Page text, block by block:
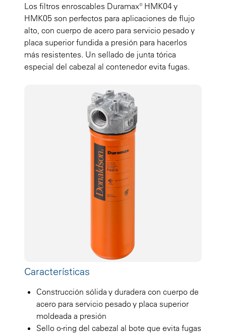
Los filtros enroscables Duramax® HMK04 y
HMK05 son perfectos para aplicaciones de flujo
alto, con cuerpo de acero para servicio pesado y
placa superior fundida a presión para hacerlos
más resistentes. Un sellado de junta tórica
especial del cabezal al contenedor evita fugas.
Características
Construcción sólida y duradera con cuerpo de
acero para servicio pesado y placa superior
moldeada a presión
Sello o-ring del cabezal al bote que evita fugas